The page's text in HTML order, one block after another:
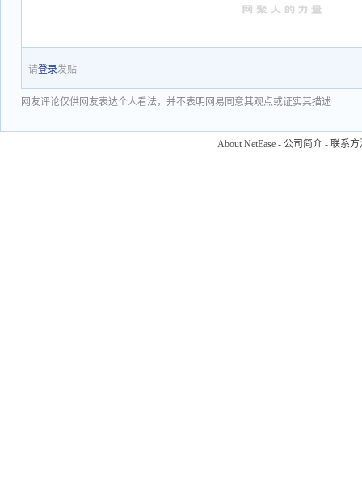
请登录发贴
网友评论仅供网友表达个人看法，并不表明网易同意其观点或证实其描述
About NetEase - 公司简介 - 联系方